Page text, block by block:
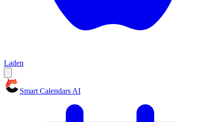
Laden
Smart Calendars AI